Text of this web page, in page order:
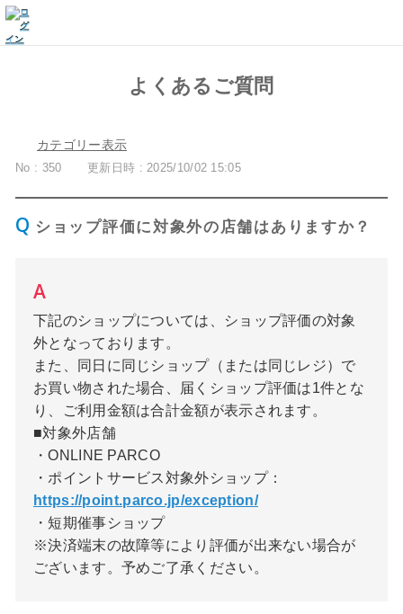
よくあるご質問
カテゴリー表示
No : 350 更新日時 : 2025/10/02 15:05
ショップ評価に対象外の店舗はありますか？
下記のショップについては、ショップ評価の対象
外となっております。
また、同日に同じショップ（または同じレジ）で
お買い物された場合、届くショップ評価は1件とな
り、ご利用金額は合計金額が表示されます。
■対象外店舗
・ONLINE PARCO
・ポイントサービス対象外ショップ：
https://point.parco.jp/exception/
・短期催事ショップ
※決済端末の故障等により評価が出来ない場合が
ございます。予めご了承ください。